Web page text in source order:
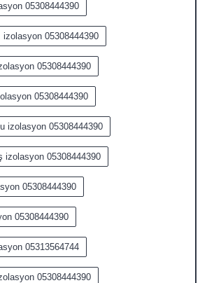
05308444390
izolasyon 05308444390
05308444390
05308444390
izolasyon 05308444390
izolasyon 05308444390
05308444390
05308444390
05313564744
05308444390